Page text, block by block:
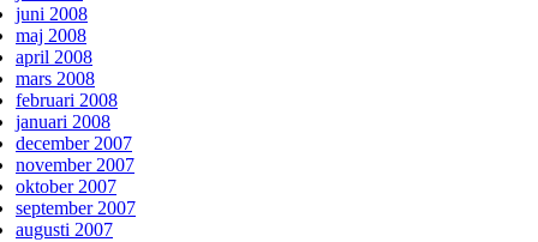
juni 2008
maj 2008
april 2008
mars 2008
februari 2008
januari 2008
december 2007
november 2007
oktober 2007
september 2007
augusti 2007